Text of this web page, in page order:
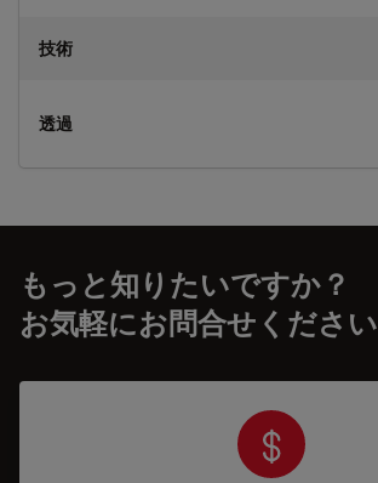
技術
透過
もっと知りたいですか？
お気軽にお問合せください